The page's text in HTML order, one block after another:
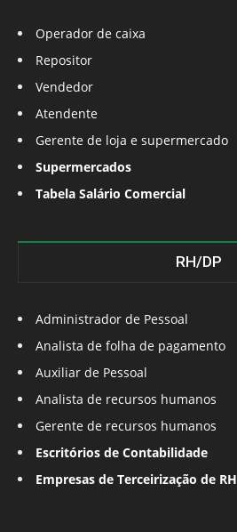
Operador de caixa
Repositor
Vendedor
Atendente
Gerente de loja e supermercado
Supermercados
Tabela Salário Comercial
RH/DP
Administrador de Pessoal
Analista de folha de pagamento
Auxiliar de Pessoal
Analista de recursos humanos
Gerente de recursos humanos
Escritórios de Contabilidade
Empresas de Terceirização de RH